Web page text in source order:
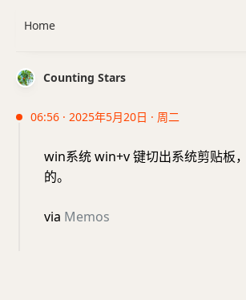
Counting Stars
06:56 · 2025年5月20日 · 周二
win系统 win+v 键切出系统剪贴板
的。
via Memos
Home